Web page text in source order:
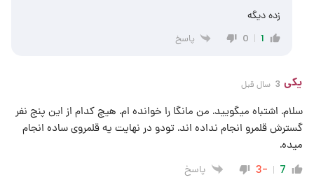
زده دیگه
1
0 پاسخ
یکی 3 سال قبل
سلام. اشتباه میگویید. من مانگا را خوانده ام. هیچ کدام از این پنج نفر
گسترش قلمرو انجام نداده اند. تودو در نهایت یه قلمروی ساده انجام
میده.
7
-3 پاسخ